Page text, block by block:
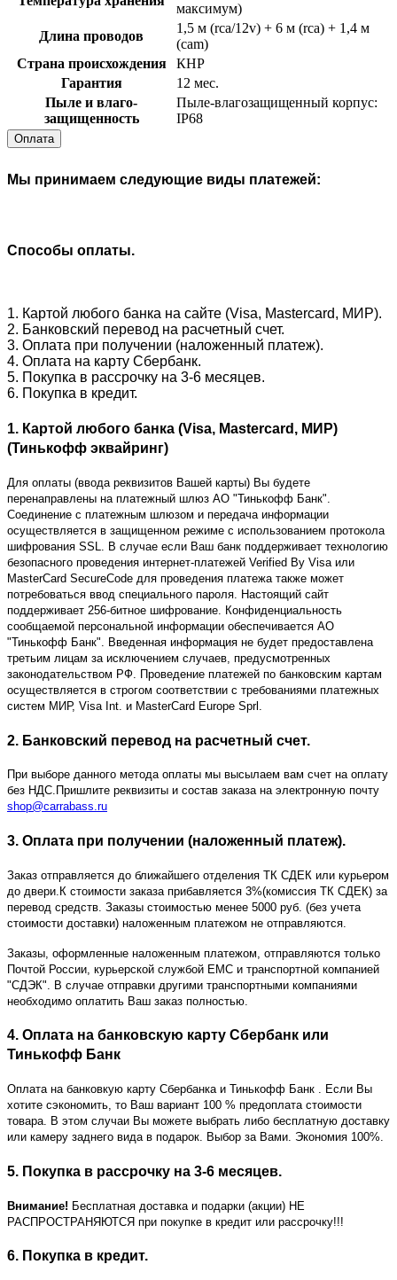
максимум)
Длина проводов
1,5 м (rca/12v) + 6 м (rca) + 1,4 м
(cam)
Страна происхождения
КНР
Гарантия
12 мес.
Пыле и влаго-
защищенность
Пыле-влагозащищенный корпус:
IP68
Оплата
Мы принимаем следующие виды платежей:
Способы оплаты.
1. Картой любого банка на сайте (Visa, Mastercard, МИР).
2. Банковский перевод на расчетный счет.
3. Оплата при получении (наложенный платеж).
4. Оплата на карту Сбербанк.
5. Покупка в рассрочку на 3-6 месяцев.
6. Покупка в кредит.
1. Картой любого банка (Visa, Mastercard, МИР)
(Тинькофф эквайринг)
Для оплаты (ввода реквизитов Вашей карты) Вы будете
перенаправлены на платежный шлюз АО "Тинькофф Банк".
Соединение с платежным шлюзом и передача информации
осуществляется в защищенном режиме с использованием протокола
шифрования SSL. В случае если Ваш банк поддерживает технологию
безопасного проведения интернет-платежей Verified By Visa или
MasterCard SecureCode для проведения платежа также может
потребоваться ввод специального пароля. Настоящий сайт
поддерживает 256-битное шифрование. Конфиденциальность
сообщаемой персональной информации обеспечивается АО
"Тинькофф Банк". Введенная информация не будет предоставлена
третьим лицам за исключением случаев, предусмотренных
законодательством РФ. Проведение платежей по банковским картам
осуществляется в строгом соответствии с требованиями платежных
систем МИР, Visa Int. и MasterCard Europe Sprl.
2. Банковский перевод на расчетный счет.
При выборе данного метода оплаты мы высылаем вам счет на оплату
без НДС.Пришлите реквизиты и состав заказа на электронную почту
shop@carrabass.ru
3. Оплата при получении (наложенный платеж).
Заказ отправляется до ближайшего отделения ТК СДЕК или курьером
до двери.К стоимости заказа прибавляется 3%(комиссия ТК СДЕК) за
перевод средств. Заказы стоимостью менее 5000 руб. (без учета
стоимости доставки) наложенным платежом не отправляются.
Заказы, оформленные наложенным платежом, отправляются только
Почтой России, курьерской службой ЕМС и транспортной компанией
"СДЭК". В случае отправки другими транспортными компаниями
необходимо оплатить Ваш заказ полностью.
4. Оплата на банковскую карту Сбербанк или
Тинькофф Банк
Оплата на банковкую карту Сбербанка и Тинькофф Банк . Если Вы
хотите сэкономить, то Ваш вариант 100 % предоплата стоимости
товара. В этом случаи Вы можете выбрать либо бесплатную доставку
или камеру заднего вида в подарок. Выбор за Вами. Экономия 100%.
5. Покупка в рассрочку на 3-6 месяцев.
Внимание! Бесплатная доставка и подарки (акции) НЕ
РАСПРОСТРАНЯЮТСЯ при покупке в кредит или рассрочку!!!
6. Покупка в кредит.